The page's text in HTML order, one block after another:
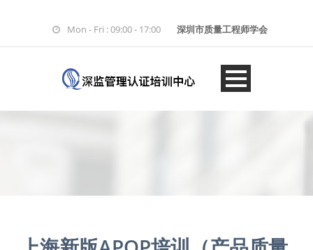
Mon - Fri : 09:00 - 17:00 深圳市质量工程师学会